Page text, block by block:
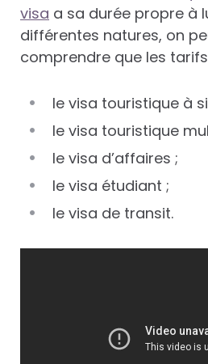
visa a sa durée propre à
différentes natures, on
comprendre que les
le visa touristique à
le visa touristique
le visa d’affaires ;
le visa étudiant ;
le visa de transit.